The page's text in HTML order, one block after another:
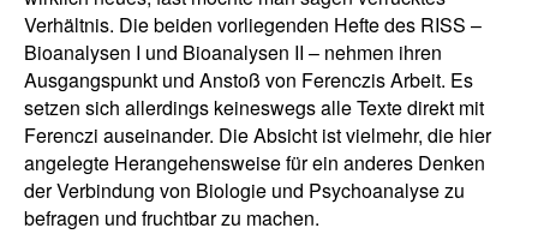
Verhältnis. Die beiden vorliegenden Hefte des RISS –
Bioanalysen I und Bioanalysen II – nehmen ihren
Ausgangspunkt und Anstoß von Ferenczis Arbeit. Es
setzen sich allerdings keineswegs alle Texte direkt mit
Ferenczi auseinander. Die Absicht ist vielmehr, die hier
angelegte Herangehensweise für ein anderes Denken
der Verbindung von Biologie und Psychoanalyse zu
befragen und fruchtbar zu machen.